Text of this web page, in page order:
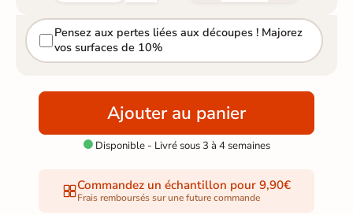
Pensez aux pertes liées aux découpes ! Majorez
vos surfaces de 10%
Ajouter au panier
Disponible - Livré sous 3 à 4 semaines
Commandez un échantillon pour 9,90€
Frais remboursés sur une future commande